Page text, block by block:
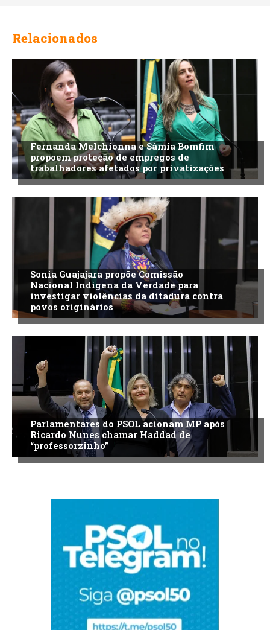
Relacionados
Fernanda Melchionna e Sâmia Bomfim
propoem proteção de empregos de
trabalhadores afetados por privatizações
Sonia Guajajara propõe Comissão
Nacional Indígena da Verdade para
investigar violências da ditadura contra
povos originários
Parlamentares do PSOL acionam MP após
Ricardo Nunes chamar Haddad de
“professorzinho”